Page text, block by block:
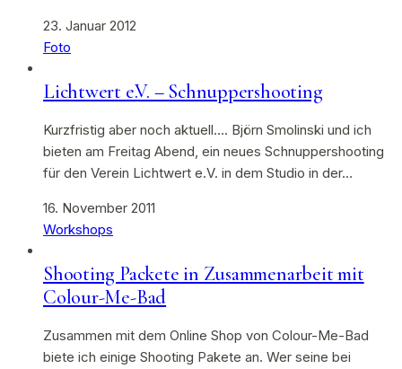
23. Januar 2012
Foto
Lichtwert e.V. – Schnuppershooting
Kurzfristig aber noch aktuell…. Björn Smolinski und ich
bieten am Freitag Abend, ein neues Schnuppershooting
für den Verein Lichtwert e.V. in dem Studio in der…
16. November 2011
Workshops
Shooting Packete in Zusammenarbeit mit
Colour-Me-Bad
Zusammen mit dem Online Shop von Colour-Me-Bad
biete ich einige Shooting Pakete an. Wer seine bei